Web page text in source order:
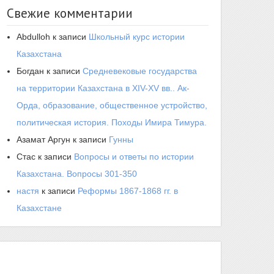
Свежие комментарии
Abdulloh к записи Школьный курс истории
Казахстана
Богдан к записи Средневековые государства
на территории Казахстана в XIV-XV вв.. Ак-
Орда, образование, общественное устройство,
политическая история. Походы Имира Тимура.
Азамат Аргун к записи Гунны
Стас к записи Вопросы и ответы по истории
Казахстана. Вопросы 301-350
настя к записи Реформы 1867-1868 гг. в
Казахстане